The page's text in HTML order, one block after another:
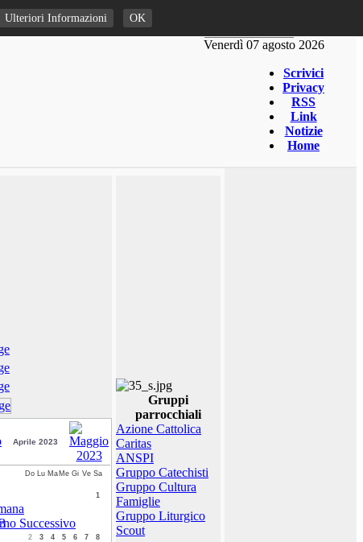
Venerdì 07 agosto 2026
Scrivici
Privacy
RSS
Link
Notizie
Home
Aprile 2023
Do Lu Ma Me Gi Ve Sa
1
2 3 4 5 6 7 8
Gruppi
parrocchiali
Azione Cattolica
Caritas
ANSPI
Gruppo Catechisti
Gruppo Cultura
Famiglie
Gruppo Liturgico
Scout
Ulteriori Informazioni OK